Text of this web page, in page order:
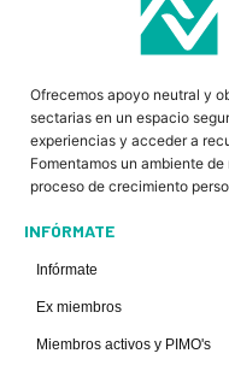
Ofrecemos apoyo neutral y
sectarias en un espacio
experiencias y acceder a
Fomentamos un ambiente
proceso de crecimiento
INFÓRMATE
Infórmate
Ex miembros
Miembros activos y PIMO's